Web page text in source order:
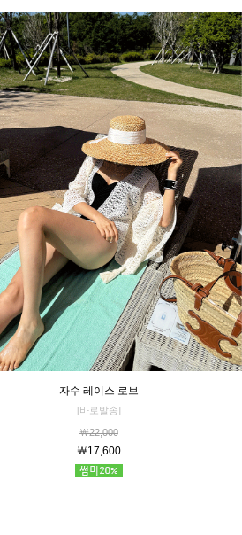
자수 레이스 로브
[바로발송]
￦22,000
￦17,600